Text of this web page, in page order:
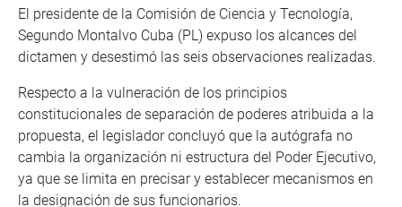
El presidente de la Comisión de Ciencia y Tecnología,
Segundo Montalvo Cuba (PL) expuso los alcances del
dictamen y desestimó las seis observaciones realizadas.
Respecto a la vulneración de los principios
constitucionales de separación de poderes atribuida a la
propuesta, el legislador concluyó que la autógrafa no
cambia la organización ni estructura del Poder Ejecutivo,
ya que se limita en precisar y establecer mecanismos en
la designación de sus funcionarios.